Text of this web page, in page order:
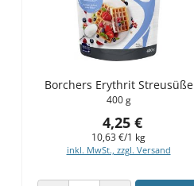
Borchers Erythrit Streusüße
400 g
4,25 €
10,63 €/1 kg
inkl. MwSt., zzgl. Versand